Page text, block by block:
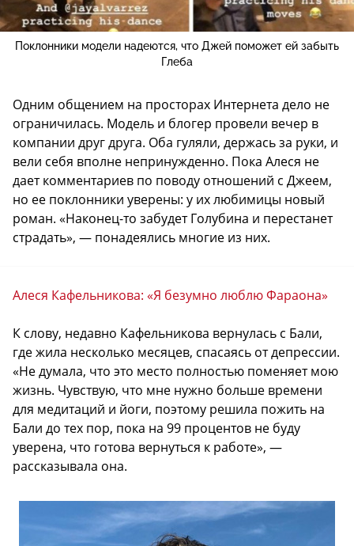
Поклонники модели надеются, что Джей поможет ей забыть
Глеба
Одним общением на просторах Интернета дело не
ограничилась. Модель и блогер провели вечер в
компании друг друга. Оба гуляли, держась за руки, и
вели себя вполне непринужденно. Пока Алеся не
дает комментариев по поводу отношений с Джеем,
но ее поклонники уверены: у их любимицы новый
роман. «Наконец-то забудет Голубина и перестанет
страдать», — понадеялись многие из них.
Алеся Кафельникова: «Я безумно люблю Фараона»
К слову, недавно Кафельникова вернулась с Бали,
где жила несколько месяцев, спасаясь от депрессии.
«Не думала, что это место полностью поменяет мою
жизнь. Чувствую, что мне нужно больше времени
для медитаций и йоги, поэтому решила пожить на
Бали до тех пор, пока на 99 процентов не буду
уверена, что готова вернуться к работе», —
рассказывала она.